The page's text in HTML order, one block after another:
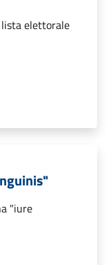
lista elettorale
"iure